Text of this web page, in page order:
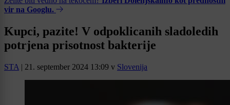
vir na Googlu.
Kupci, pazite! V odpoklicanih sladoledih
potrjena prisotnost bakterije
STA | 21. september 2024 13:09 v Slovenija